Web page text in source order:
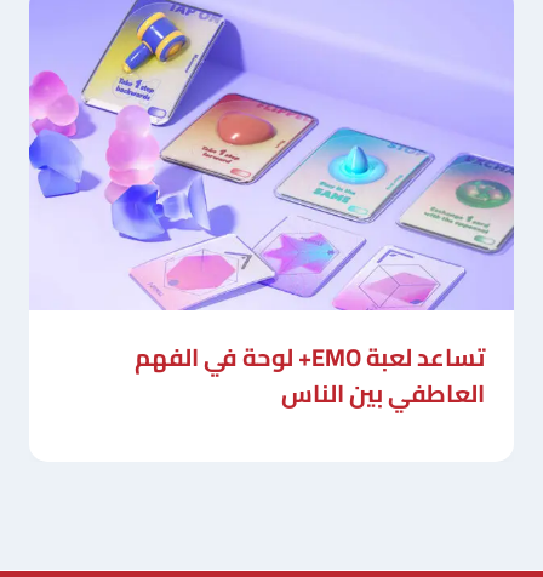
تساعد لعبة EMO+ لوحة في الفهم
العاطفي بين الناس